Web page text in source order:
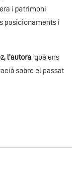
i patrimoni
posicionaments i
l'autora, que ens
sobre el passat